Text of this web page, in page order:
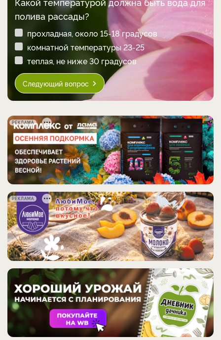
полива рассады?
прохладная, около 15-18 градусов
комнатной температуры 23-25
теплая, не ниже 30 градусов
Следующий вопрос
РЕКЛАМА
РЕКЛАМА